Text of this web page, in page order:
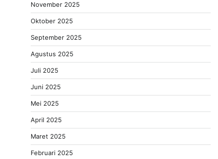
November 2025
Oktober 2025
September 2025
Agustus 2025
Juli 2025
Juni 2025
Mei 2025
April 2025
Maret 2025
Februari 2025